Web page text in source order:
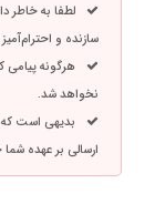
لطفا به خاطر
سازنده و
هرگونه پیامی
نخواهد شد.
بدیهی است
ارسالی بر عهده